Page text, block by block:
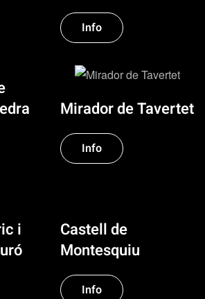
Info
Mirador de Tavertet
Info
i
Castell de
Montesquiu
Info